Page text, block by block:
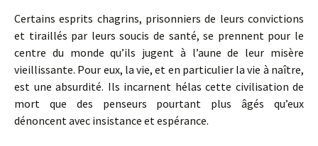
Certains esprits chagrins, prisonniers de leurs convictions
et tiraillés par leurs soucis de santé, se prennent pour le
centre du monde qu’ils jugent à l’aune de leur misère
vieillissante. Pour eux, la vie, et en particulier la vie à naître,
est une absurdité. Ils incarnent hélas cette civilisation de
mort que des penseurs pourtant plus âgés qu’eux
dénoncent avec insistance et espérance.